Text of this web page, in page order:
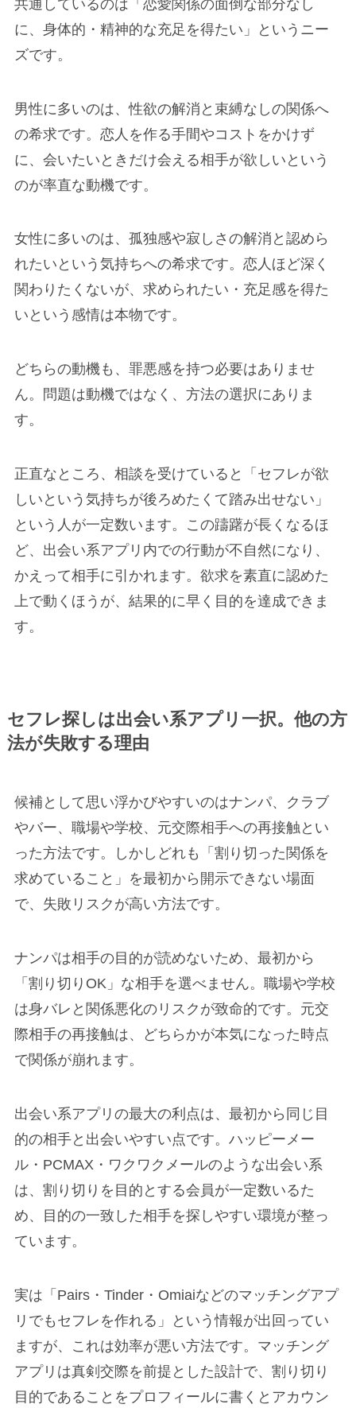
共通しているのは「恋愛関係の面倒な部分なし
に、身体的・精神的な充足を得たい」というニー
ズです。
男性に多いのは、性欲の解消と束縛なしの関係へ
の希求です。恋人を作る手間やコストをかけず
に、会いたいときだけ会える相手が欲しいという
のが率直な動機です。
女性に多いのは、孤独感や寂しさの解消と認めら
れたいという気持ちへの希求です。恋人ほど深く
関わりたくないが、求められたい・充足感を得た
いという感情は本物です。
どちらの動機も、罪悪感を持つ必要はありませ
ん。問題は動機ではなく、方法の選択にありま
す。
正直なところ、相談を受けていると「セフレが欲
しいという気持ちが後ろめたくて踏み出せない」
という人が一定数います。この躊躇が長くなるほ
ど、出会い系アプリ内での行動が不自然になり、
かえって相手に引かれます。欲求を素直に認めた
上で動くほうが、結果的に早く目的を達成できま
す。
セフレ探しは出会い系アプリ一択。他の方
法が失敗する理由
候補として思い浮かびやすいのはナンパ、クラブ
やバー、職場や学校、元交際相手への再接触とい
った方法です。しかしどれも「割り切った関係を
求めていること」を最初から開示できない場面
で、失敗リスクが高い方法です。
ナンパは相手の目的が読めないため、最初から
「割り切りOK」な相手を選べません。職場や学校
は身バレと関係悪化のリスクが致命的です。元交
際相手の再接触は、どちらかが本気になった時点
で関係が崩れます。
出会い系アプリの最大の利点は、最初から同じ目
的の相手と出会いやすい点です。ハッピーメー
ル・PCMAX・ワクワクメールのような出会い系
は、割り切りを目的とする会員が一定数いるた
め、目的の一致した相手を探しやすい環境が整っ
ています。
実は「Pairs・Tinder・Omiaiなどのマッチングアプ
リでもセフレを作れる」という情報が出回ってい
ますが、これは効率が悪い方法です。マッチング
アプリは真剣交際を前提とした設計で、割り切り
目的であることをプロフィールに書くとアカウン